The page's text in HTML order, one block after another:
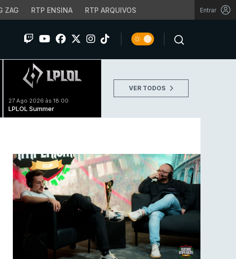
ZAG RTP ENSINA RTP ARQUIVOS Entrar
27 Ago 2026 às 18:00
LPLOL Summer
VER TODOS